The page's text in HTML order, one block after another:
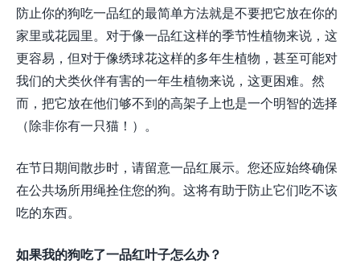
防止你的狗吃一品红的最简单方法就是不要把它放在你的
家里或花园里。对于像一品红这样的季节性植物来说，这
更容易，但对于像绣球花这样的多年生植物，甚至可能对
我们的犬类伙伴有害的一年生植物来说，这更困难。然
而，把它放在他们够不到的高架子上也是一个明智的选择
（除非你有一只猫！）。
在节日期间散步时，请留意一品红展示。您还应始终确保
在公共场所用绳拴住您的狗。这将有助于防止它们吃不该
吃的东西。
如果我的狗吃了一品红叶子怎么办？